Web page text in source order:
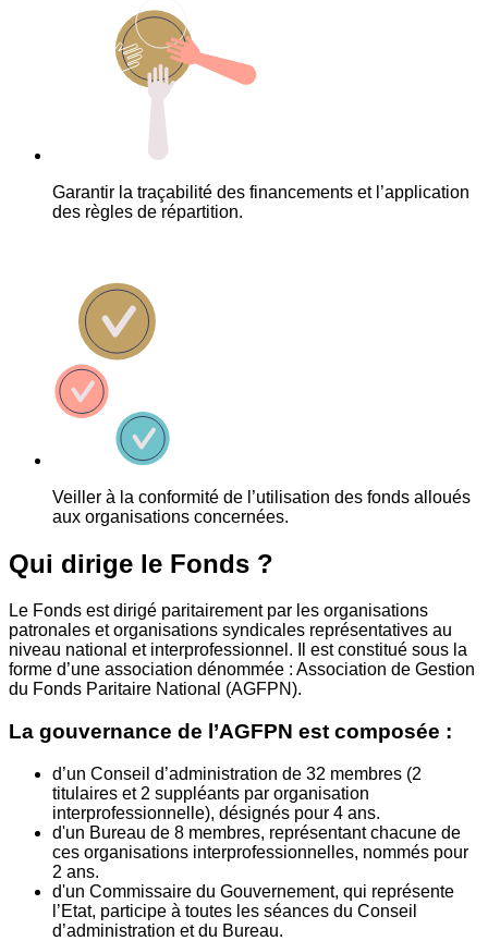
Garantir la traçabilité des financements et l’application
des règles de répartition.
Veiller à la conformité de l’utilisation des fonds alloués
aux organisations concernées.
Qui dirige le Fonds ?
Le Fonds est dirigé paritairement par les organisations
patronales et organisations syndicales représentatives au
niveau national et interprofessionnel. Il est constitué sous la
forme d’une association dénommée : Association de Gestion
du Fonds Paritaire National (AGFPN).
La gouvernance de l’AGFPN est composée :
d’un Conseil d’administration de 32 membres (2
titulaires et 2 suppléants par organisation
interprofessionnelle), désignés pour 4 ans.
d'un Bureau de 8 membres, représentant chacune de
ces organisations interprofessionnelles, nommés pour
2 ans.
d'un Commissaire du Gouvernement, qui représente
l’Etat, participe à toutes les séances du Conseil
d’administration et du Bureau.